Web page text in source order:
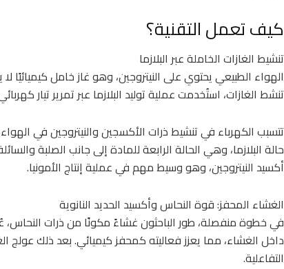
كيف تعمل التقنية؟
تنشيط الغازات الخاملة عبر البلازما
الهواء الطبيعي يحتوي على النيتروجين، وهو غاز خامل كيميائيًا
تنشط الغازات، استُخدمت عملية توليد البلازما عبر تمرير تيار
تتسبب الكهرباء في تنشيط ذرات الأكسجين والنيتروجين في
حالة البلازما، وهي الحالة الرابعة للمادة إلى جانب الصلبة
أكسيد النيتروجين، وهو وسيط مهم في عملية إنتاج الأمونيا.
الغشاء المحفز: قوة النحاس وأكسيد الحديد النانوية
في خطوة منفصلة، طور الباحثون غشاءً مكونًا من ذرات النحاس،
داخل الغشاء، مما يعزز فعاليته كمحفز كيميائي. بعد ذلك عولج
التفاعلية.